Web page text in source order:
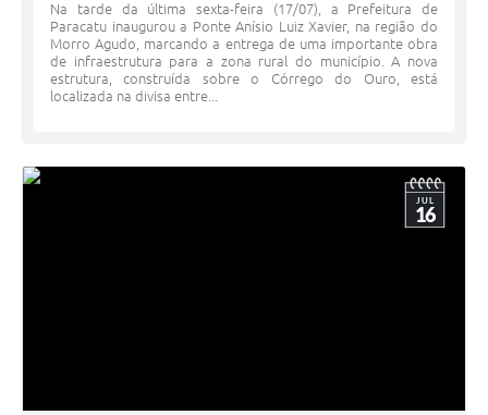
Na tarde da última sexta-feira (17/07), a Prefeitura de
Paracatu inaugurou a Ponte Anísio Luiz Xavier, na região do
Morro Agudo, marcando a entrega de uma importante obra
de infraestrutura para a zona rural do município. A nova
estrutura, construída sobre o Córrego do Ouro, está
localizada na divisa entre...
JUL
16